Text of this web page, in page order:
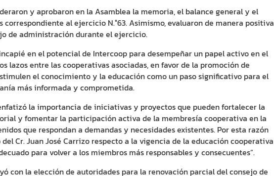
y aprobaron en la Asamblea la memoria, el balance general y el
correspondiente al ejercicio N.°63. Asimismo, evaluaron de manera positiva
de administración durante el ejercicio.
en el potencial de Intercoop para desempeñar un papel activo en el
lazos entre las cooperativas asociadas, en favor de la promoción de
el conocimiento y la educación como un paso significativo para el
más informada y comprometida.
la importancia de iniciativas y proyectos que pueden fortalecer la
y fomentar la participación activa de la membresía cooperativa en la
que respondan a demandas y necesidades existentes. Por esta razón
Cr. Juan José Carrizo respecto a la vigencia de la educación cooperativa
para volver a los miembros más responsables y consecuentes”.
con la elección de autoridades para la renovación parcial del consejo de